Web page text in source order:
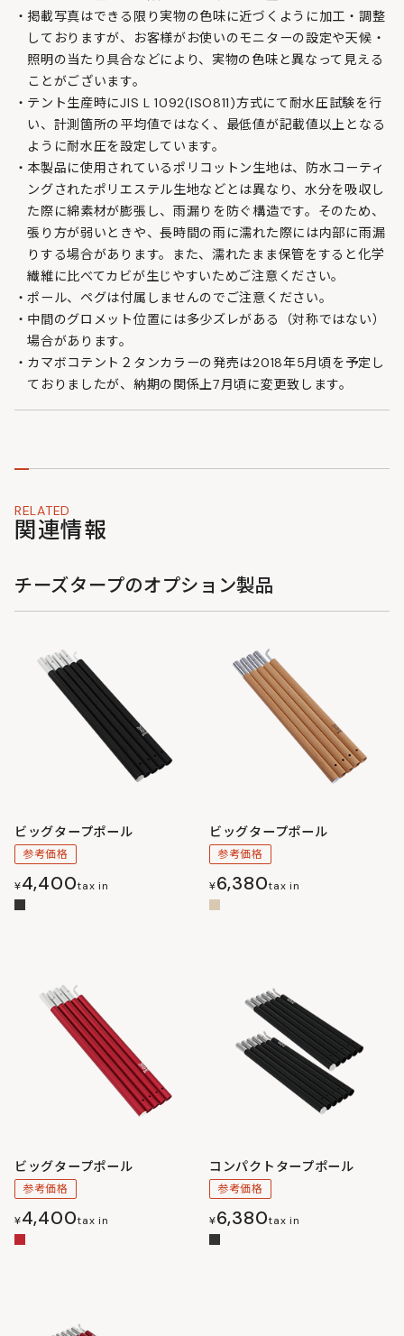
掲載写真はできる限り実物の色味に近づくように加工・調整
しておりますが、お客様がお使いのモニターの設定や天候・
照明の当たり具合などにより、実物の色味と異なって見える
ことがございます。
テント生産時にJIS L 1092(ISO811)方式にて耐水圧試験を行
い、計測箇所の平均値ではなく、最低値が記載値以上となる
ように耐水圧を設定しています。
本製品に使用されているポリコットン生地は、防水コーティ
ングされたポリエステル生地などとは異なり、水分を吸収し
た際に綿素材が膨張し、雨漏りを防ぐ構造です。そのため、
張り方が弱いときや、長時間の雨に濡れた際には内部に雨漏
りする場合があります。また、濡れたまま保管をすると化学
繊維に比べてカビが生じやすいためご注意ください。
ポール、ペグは付属しませんのでご注意ください。
中間のグロメット位置には多少ズレがある（対称ではない）
場合があります。
カマボコテント２タンカラーの発売は2018年5月頃を予定し
ておりましたが、納期の関係上7月頃に変更致します。
RELATED
関連情報
チーズタープのオプション製品
ビッグタープポール
参考価格
¥4,400tax in
ビッグタープポール
参考価格
¥6,380tax in
ビッグタープポール
参考価格
¥4,400tax in
コンパクトタープポール
参考価格
¥6,380tax in